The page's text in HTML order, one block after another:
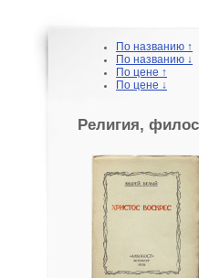
По названию ↑
По названию ↓
По цене ↑
По цене ↓
Религия,